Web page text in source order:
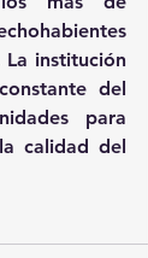
La institución
del
para
calidad del